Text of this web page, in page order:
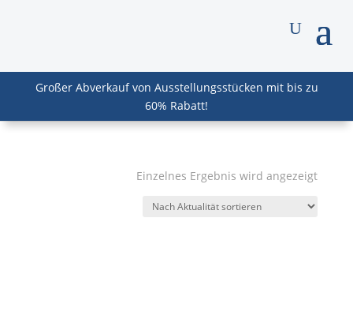
Großer Abverkauf von Ausstellungsstücken mit bis zu
60% Rabatt!
Einzelnes Ergebnis wird angezeigt